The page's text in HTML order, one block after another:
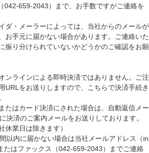
042-659-2043）まで、お手数ですがご連絡を
ダ・メーラーによっては、当社からのメールが
お手元に届かない場合があります。ご連絡いた
振り分けられていないかどうかのご確認をお願
ンラインによる即時決済ではありません。ご注
URLをお送りしますので、こちらで決済手続き
たはカード決済にされた場合は、自動返信メー
決済のご案内メールをお送りしております。
休業日は除きます）
以内に届かない場合は当社メールアドレス（in
たはファックス（042-659-2043）までご連絡